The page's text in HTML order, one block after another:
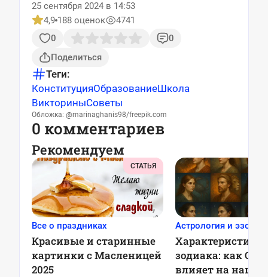
25 сентября 2024 в 14:53
4,9 188 оценок
4741
0
0
Поделиться
Теги:
КонституцияОбразованиеШкола
ВикториныСоветы
Обложка: @marinaghanis98/freepik.com
0 комментариев
Рекомендуем
СТАТЬЯ
Все о праздниках
Красивые и старинные
картинки с Масленицей
2025
Астрология и
Характеристика
зодиака: как
влияет на наш